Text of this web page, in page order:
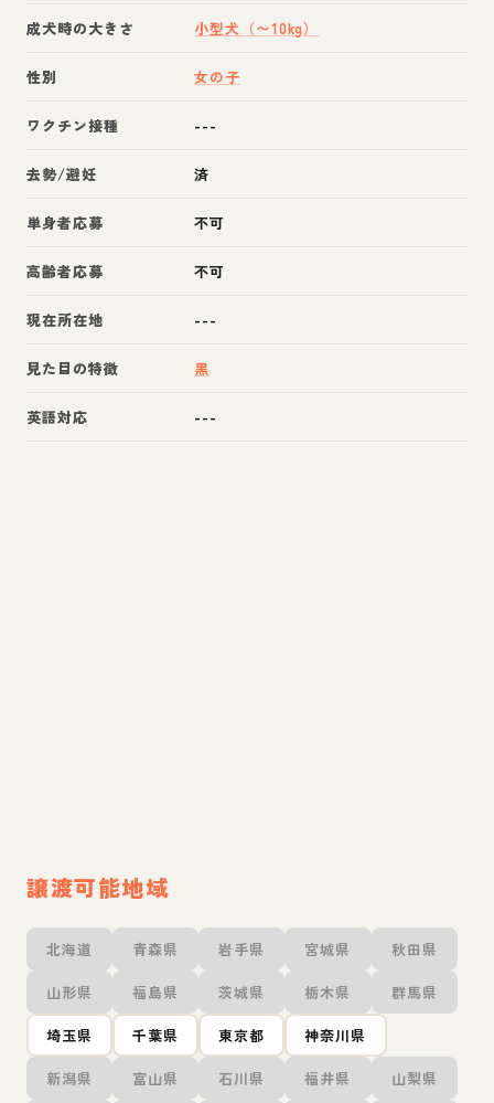
成犬時の大きさ 小型犬（〜10kg）
性別 女の子
ワクチン接種 ---
去勢/避妊 済
単身者応募 不可
高齢者応募 不可
現在所在地 ---
見た目の特徴 黒
英語対応 ---
譲渡可能地域
北海道 青森県 岩手県 宮城県 秋田県
山形県 福島県 茨城県 栃木県 群馬県
埼玉県 千葉県 東京都 神奈川県
新潟県 富山県 石川県 福井県 山梨県